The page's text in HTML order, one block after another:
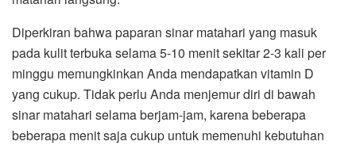
Diperkiran bahwa paparan sinar matahari yang masuk
pada kulit terbuka selama 5-10 menit sekitar 2-3 kali per
minggu memungkinkan Anda mendapatkan vitamin D
yang cukup. Tidak perlu Anda menjemur diri di bawah
sinar matahari selama berjam-jam, karena beberapa
beberapa menit saja cukup untuk memenuhi kebutuhan